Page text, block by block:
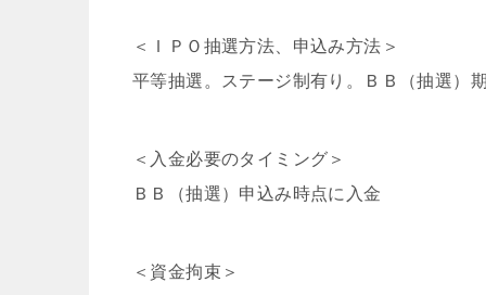
＜ＩＰＯ抽選方法、申込み方法＞
平等抽選。ステージ制有り。ＢＢ（抽選）
＜入金必要のタイミング＞
ＢＢ（抽選）申込み時点に入金
＜資金拘束＞